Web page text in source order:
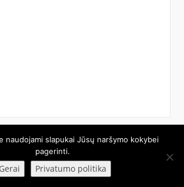
Etech.lt. Visos teisės saugomos.
naudojami slapukai Jūsų naršymo kokybei
pagerinti.
Gerai Privatumo politika